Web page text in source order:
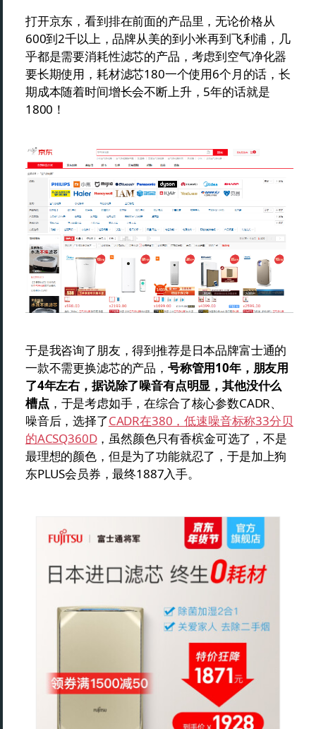
打开京东，看到排在前面的产品里，无论价格从
600到2千以上，品牌从美的到小米再到飞利浦，几
乎都是需要消耗性滤芯的产品，考虑到空气净化器
要长期使用，耗材滤芯180一个使用6个月的话，长
期成本随着时间增长会不断上升，5年的话就是
1800！
于是我咨询了朋友，得到推荐是日本品牌富士通的
一款不需更换滤芯的产品， 号称管用10年，朋友用
了4年左右，据说除了噪音有点明显，其他没什么
槽点 ，于是考虑如手，在综合了核心参数CADR、
噪音后，选择了CADR在380，低速噪音标称33分贝
的ACSQ360D，虽然颜色只有香槟金可选了，不是
最理想的颜色，但是为了功能就忍了，于是加上狗
东PLUS会员券，最终1887入手。